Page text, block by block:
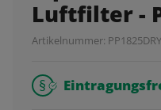
Luftfilter -
Artikelnummer: PP1825DRY